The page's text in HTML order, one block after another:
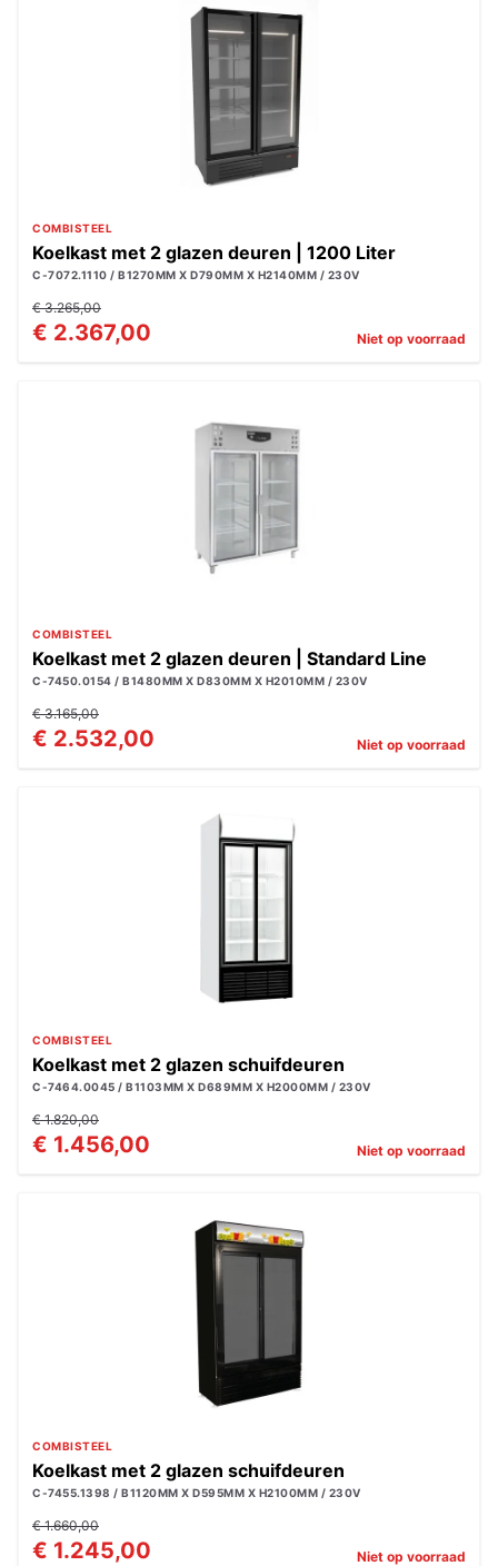
COMBISTEEL
Koelkast met 2 glazen deuren | 1200 Liter
C-7072.1110 / B1270MM X D790MM X H2140MM / 230V
€ 3.265,00
€ 2.367,00 Niet op voorraad
COMBISTEEL
Koelkast met 2 glazen deuren | Standard Line
C-7450.0154 / B1480MM X D830MM X H2010MM / 230V
€ 3.165,00
€ 2.532,00 Niet op voorraad
COMBISTEEL
Koelkast met 2 glazen schuifdeuren
C-7464.0045 / B1103MM X D689MM X H2000MM / 230V
€ 1.820,00
€ 1.456,00 Niet op voorraad
COMBISTEEL
Koelkast met 2 glazen schuifdeuren
C-7455.1398 / B1120MM X D595MM X H2100MM / 230V
€ 1.660,00
€ 1.245,00 Niet op voorraad